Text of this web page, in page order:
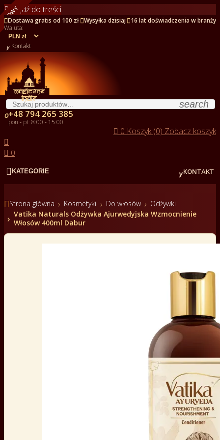
Przejdź do treści
Dostawa gratis od 100 zł Wysyłka dzisiaj 16 lat doświadczenia w branży
Waluta:
 Kontakt
search
+48 794 265 385
pon - pt: 8:00 - 15:00
 0 Koszyk (0) Zobacz koszyk

 0
 KATEGORIE KONTAKT
Strona główna Kosmetyki Do włosów
Odżywki
Vatika Naturals Odżywka Ajurwedyjska Wzmocnienie
Włosów 400ml Dabur
NOWY